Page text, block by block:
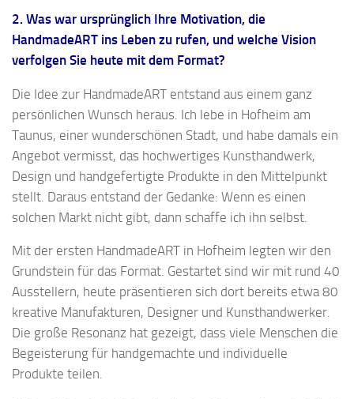
2. Was war ursprünglich Ihre Motivation, die
HandmadeART ins Leben zu rufen, und welche Vision
verfolgen Sie heute mit dem Format?
Die Idee zur HandmadeART entstand aus einem ganz
persönlichen Wunsch heraus. Ich lebe in Hofheim am
Taunus, einer wunderschönen Stadt, und habe damals ein
Angebot vermisst, das hochwertiges Kunsthandwerk,
Design und handgefertigte Produkte in den Mittelpunkt
stellt. Daraus entstand der Gedanke: Wenn es einen
solchen Markt nicht gibt, dann schaffe ich ihn selbst.
Mit der ersten HandmadeART in Hofheim legten wir den
Grundstein für das Format. Gestartet sind wir mit rund 40
Ausstellern, heute präsentieren sich dort bereits etwa 80
kreative Manufakturen, Designer und Kunsthandwerker.
Die große Resonanz hat gezeigt, dass viele Menschen die
Begeisterung für handgemachte und individuelle
Produkte teilen.